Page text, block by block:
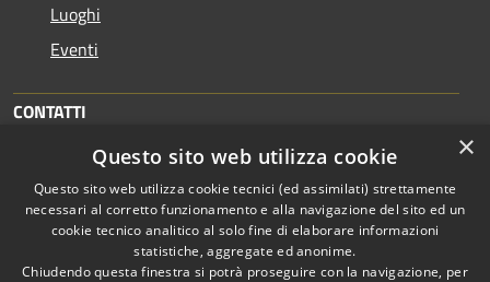
Luoghi
Eventi
CONTATTI
Comune di Palestrina
Palazzo Verzetti, Via del Tempio, 1 - 00036 - Palestrina
Codice Fiscale: 01319240584
Partita IVA: 03577071008
×
Questo sito web utilizza cookie
Questo sito web utilizza cookie tecnici (ed assimilati) strettamente
necessari al corretto funzionamento e alla navigazione del sito ed un
cookie tecnico analitico al solo fine di elaborare informazioni
statistiche, aggregate ed anonime.
Chiudendo questa finestra si potrà proseguire con la navigazione, per